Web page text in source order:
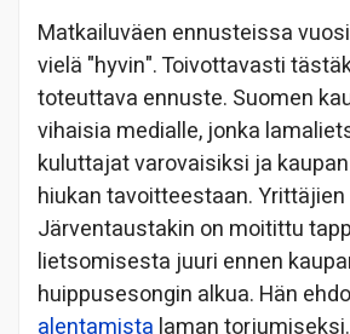
Matkailuväen ennusteissa
vielä "hyvin". Toivottavasti
toteuttava ennuste. Suomen
vihaisia medialle, jonka
kuluttajat varovaisiksi ja
hiukan tavoitteestaan.
Järventaustakin on moitittu
lietsomisesta juuri ennen
huippusesongin alkua. Hän
alentamista laman torjumiseksi.